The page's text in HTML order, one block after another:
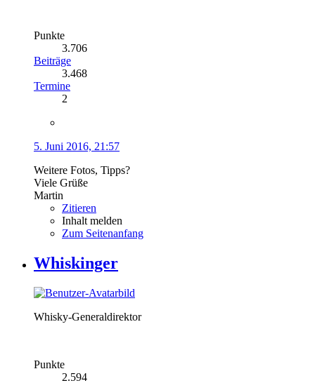
Punkte
3.706
Beiträge
3.468
Termine
2
5. Juni 2016, 21:57
Weitere Fotos, Tipps?
Viele Grüße
Martin
Zitieren
Inhalt melden
Zum Seitenanfang
Whiskinger
Whisky-Generaldirektor
Punkte
2.594